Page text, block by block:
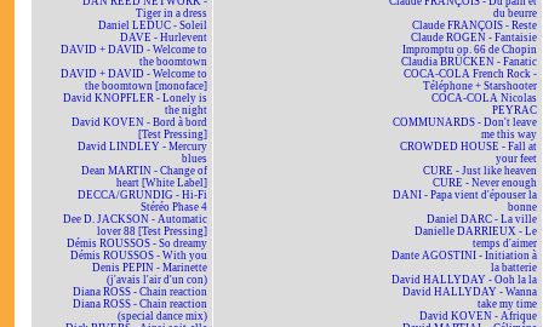
Tiger in a dress
Daniel LEDUC - Soleil
DAVE - Hurlevent
DAVID + DAVID - Welcome to
the boomtown
DAVID + DAVID - Welcome to
the boomtown [monoface]
David KNOPFLER - Lonely is
the night
David KOVEN - Bord à bord
[Test Pressing]
David LINDLEY - Mercury
blues
Dean MARTIN - Change of
heart [White Label]
DECCA/GRUNDIG - Hi-Fi
Stéréo Phase 4
Dee D. JACKSON - Automatic
lover 88 [Test Pressing]
Démis ROUSSOS - So dreamy
Démis ROUSSOS - With you
Denis PEPIN - Marinette
(j'avais l'air d'un con)
Diana ROSS - Chain reaction
Diana ROSS - Chain reaction
(special dance mix)
du beurre
Claude FRANÇOIS - Reste
Claude ROGEN - Fantaisie
Impromptu op. 66 de Chopin
Claudia BRÜCKEN - Fanatic
COCA-COLA French Rock -
Téléphone + Starshooter
COCA-COLA Nicolas
PEYRAC
COMMUNARDS - Don't leave
me this way
CROWDED HOUSE - Fall at
your feet
CURE - Just like heaven
CURE - Never enough
DANI - Papa vient d'épouser la
bonne
Daniel DARC - La ville
Danielle DARRIEUX - Le
temps d'aimer
Dante AGOSTINI - Initiation à
la batterie
David HALLYDAY - Ooh la la
David HALLYDAY - Wanna
take my time
David KOVEN - Afrique